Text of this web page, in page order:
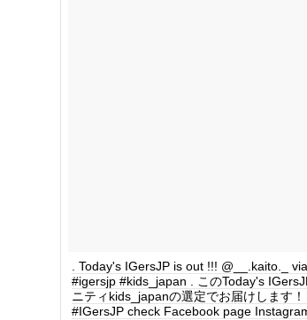
. Today's IGersJP is out !!! @__.kaito._
#igersjp #kids_japan . このToday's
ニティkids_japanの選定でお届けします
#IGersJP check Facebook page